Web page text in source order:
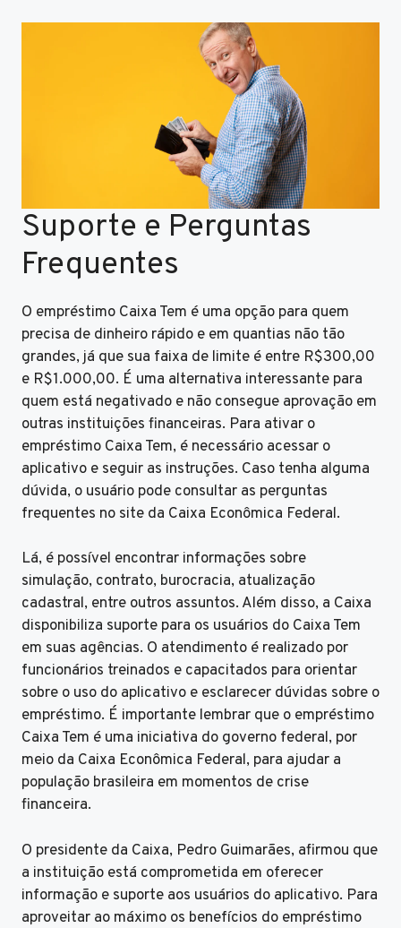
Suporte e Perguntas
Frequentes
O empréstimo Caixa Tem é uma opção para quem
precisa de dinheiro rápido e em quantias não tão
grandes, já que sua faixa de limite é entre R$300,00
e R$1.000,00. É uma alternativa interessante para
quem está negativado e não consegue aprovação em
outras instituições financeiras. Para ativar o
empréstimo Caixa Tem, é necessário acessar o
aplicativo e seguir as instruções. Caso tenha alguma
dúvida, o usuário pode consultar as perguntas
frequentes no site da Caixa Econômica Federal.
Lá, é possível encontrar informações sobre
simulação, contrato, burocracia, atualização
cadastral, entre outros assuntos. Além disso, a Caixa
disponibiliza suporte para os usuários do Caixa Tem
em suas agências. O atendimento é realizado por
funcionários treinados e capacitados para orientar
sobre o uso do aplicativo e esclarecer dúvidas sobre o
empréstimo. É importante lembrar que o empréstimo
Caixa Tem é uma iniciativa do governo federal, por
meio da Caixa Econômica Federal, para ajudar a
população brasileira em momentos de crise
financeira.
O presidente da Caixa, Pedro Guimarães, afirmou que
a instituição está comprometida em oferecer
informação e suporte aos usuários do aplicativo. Para
aproveitar ao máximo os benefícios do empréstimo